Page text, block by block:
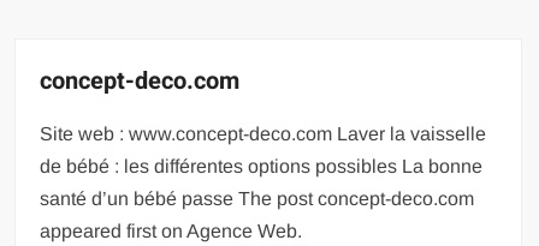
concept-deco.com
Site web : www.concept-deco.com Laver la vaisselle
de bébé : les différentes options possibles La bonne
santé d’un bébé passe The post concept-deco.com
appeared first on Agence Web.